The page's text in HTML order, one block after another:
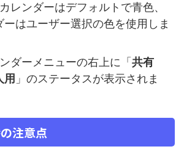
レンダーはデフォルトで青色、
はユーザー選択の色を使用しま
ダーメニューの右上に「共有
用 」のステータスが表示されま
注意点